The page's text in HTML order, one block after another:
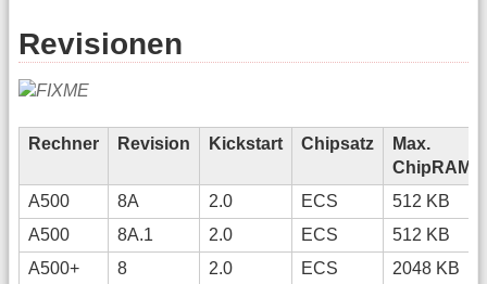
Revisionen
Rechner Revision Kickstart Chipsatz
Max.
ChipRAM
A500
8A 2.0 ECS
512 KB
A500
8A.1 2.0 ECS
512 KB
A500+
8 2.0 ECS
2048 KB